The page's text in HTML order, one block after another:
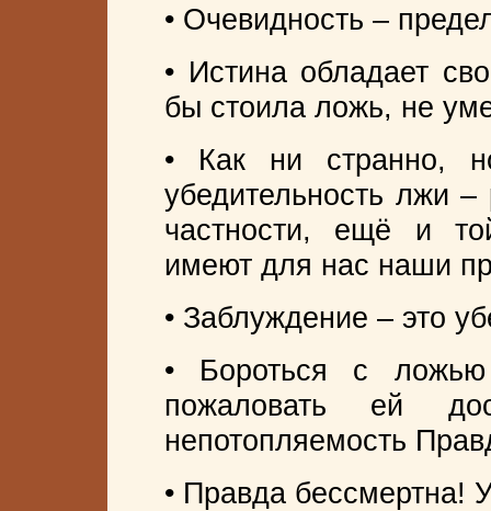
• Очевидность –
• Истина обладает
бы стоила ложь, не
• Как ни странно,
убедительность лжи
частности, ещё и
имеют для нас наши
• Заблуждение – это
• Бороться с ложью
пожаловать ей
непотопляемость
• Правда бессмертна!